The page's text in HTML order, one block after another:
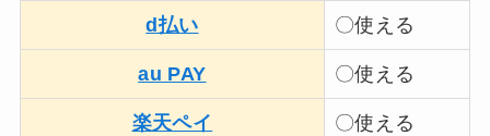
d払い 〇使える
au PAY 〇使える
楽天ペイ 〇使える